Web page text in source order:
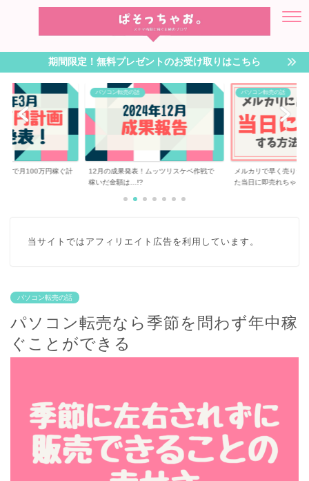
期間限定！無料プレゼントのお受け取りはこちら
売で月100万円稼ぐ計
パソコン転売の話
12月の成果発表！ムッツリスケベ作戦で
稼いだ金額は…!?
パソコン転売の話
メルカリで早く売りた
た当日に即売れちゃ...
当サイトではアフィリエイト広告を利用しています。
パソコン転売の話
パソコン転売なら季節を問わず年中稼
ぐことができる